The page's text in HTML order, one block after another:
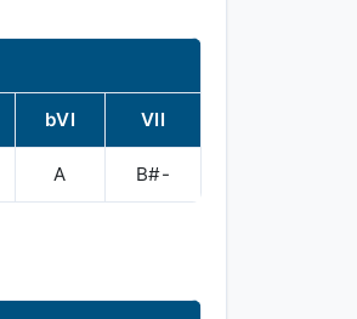
bVI VII
A B#-